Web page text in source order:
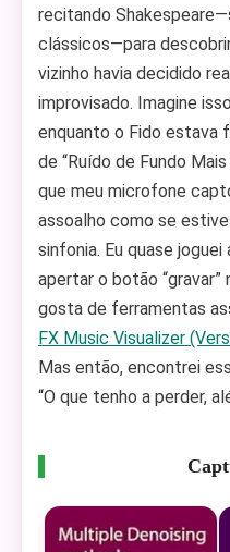
recitando
clássicos—para
vizinho havia decidido
improvisado. Imagine
enquanto o Fido estava
de “Ruído de Fundo
que meu microfone
assoalho como se
sinfonia. Eu quase
apertar o botão
gosta de ferramentas
FX Music Visualizer
Mas então, encontrei
“O que tenho a perder,